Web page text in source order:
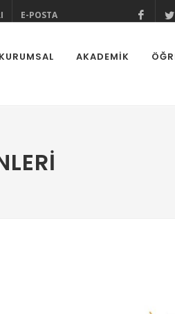
E-POSTA
KURUMSAL AKADEMİK